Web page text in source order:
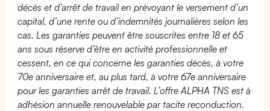
décès et d’arrêt de travail en prévoyant le versement d’un
capital, d’une rente ou d’indemnités journalières selon les
cas. Les garanties peuvent être souscrites entre 18 et 65
ans sous réserve d’être en activité professionnelle et
cessent, en ce qui concerne les garanties décès, à votre
70e anniversaire et, au plus tard, à votre 67e anniversaire
pour les garanties arrêt de travail. L’offre ALPHA TNS est à
adhésion annuelle renouvelable par tacite reconduction.